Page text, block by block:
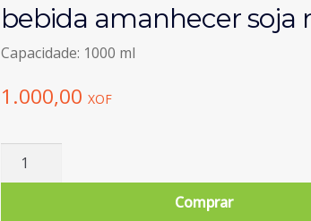
bebida amanhecer soja
Capacidade: 1000 ml
1.000,00 XOF
Quantidade
Comprar